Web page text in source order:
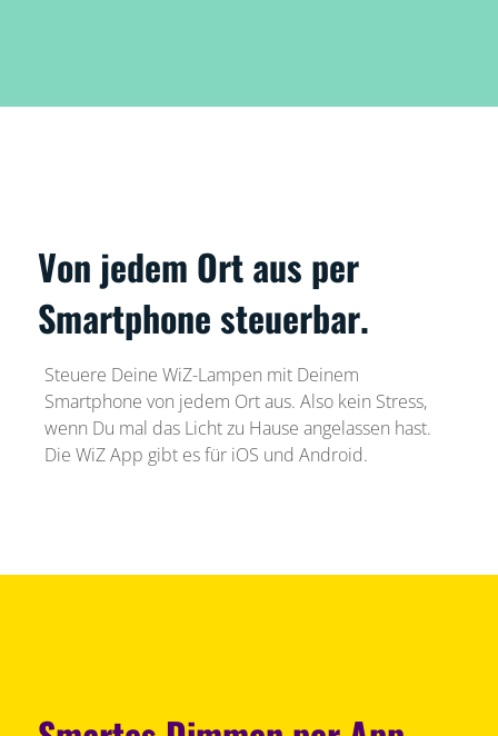
Von jedem Ort aus per
Smartphone steuerbar.
Steuere Deine WiZ-Lampen mit Deinem
Smartphone von jedem Ort aus. Also kein Stress,
wenn Du mal das Licht zu Hause angelassen hast.
Die WiZ App gibt es für iOS und Android.